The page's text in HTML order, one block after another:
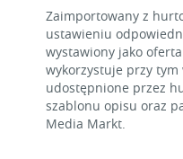
Zaimportowany z
ustawieniu
wystawiony jako
wykorzystuje przy
udostępnione przez
szablonu opisu oraz
Media Markt.